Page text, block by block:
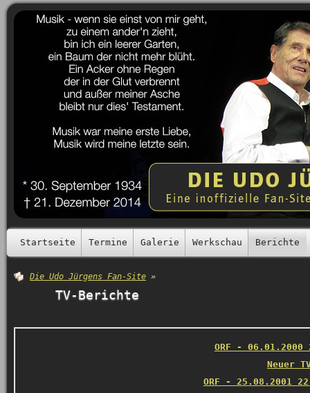
Startseite Termine Galerie Werkschau Berichte
Die Udo Jürgens Fan-Site »
TV-Berichte
ORF -
Neuer
ORF - 25.08.2001